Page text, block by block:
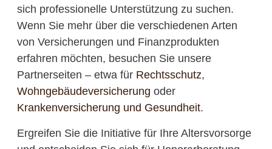
sich professionelle Unterstützung zu suchen.
Wenn Sie mehr über die verschiedenen Arten
von Versicherungen und Finanzprodukten
erfahren möchten, besuchen Sie unsere
Partnerseiten – etwa für Rechtsschutz,
Wohngebäudeversicherung oder
Krankenversicherung und Gesundheit.
Ergreifen Sie die Initiative für Ihre Altersvorsorge